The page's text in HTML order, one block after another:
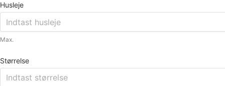
Husleje
Max.
Størrelse